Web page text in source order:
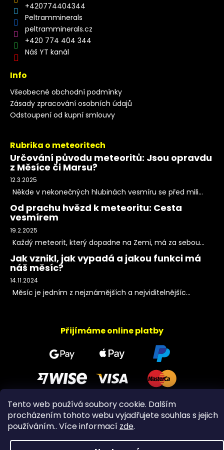
Tento web používá soubory cookie. Dalším
procházením tohoto webu vyjadřujete souhlas s jejich
používáním.. Více informací zde.
+420774404344
Peltramminerals
peltramminerals.cz
+420 774 404 344
Náš YT kanál
Info
Všeobecné obchodní podmínky
Zásady zpracování osobních údajů
Odstoupení od kupní smlouvy
Rubrika o meteoritech
Určování původu meteoritů: Jsou opravdu
z Měsíce či Marsu?
12.3.2025
Někde v nekonečných hlubinách vesmíru se před mili...
Od prachu hvězd k meteoritu: Cesta
vesmírem
19.2.2025
Každý meteorit, který dopadne na Zemi, má za sebou...
Jak vznikl, jak vypadá a jakou funkci má
náš měsíc?
14.11.2024
Měsíc je jedním z nejznámějších a nejviditelnějšíc...
Přijímáme online platby
Copyright 2026PeltramMinerals. Všechna práva
vyhrazena.